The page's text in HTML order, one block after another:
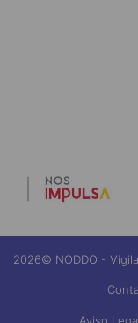
2026© NODDO -